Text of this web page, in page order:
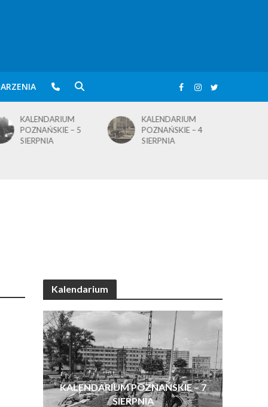
KALENDARIUM
POZNAŃSKIE – 4
SIERPNIA
KALENDARIUM
POZNAŃSKIE – 1
SIERPNIA
Kalendarium
KALENDARIUM POZNAŃSKIE – 7
SIERPNIA